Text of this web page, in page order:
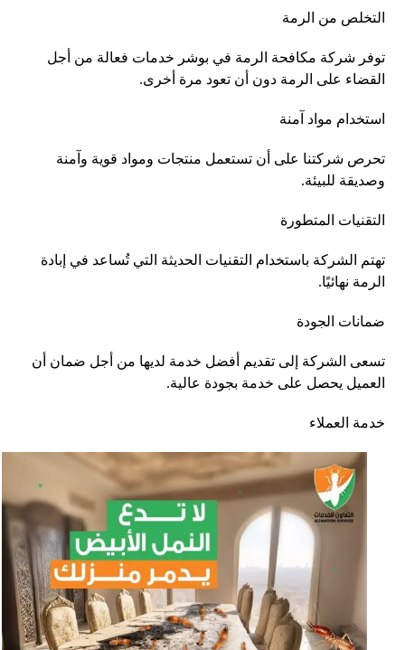
التخلص من الرمة
توفر شركة مكافحة الرمة في بوشر خدمات فعالة من أجل
القضاء على الرمة دون أن تعود مرة أخرى.
استخدام مواد آمنة
تحرص شركتنا على أن تستعمل منتجات ومواد قوية وآمنة
وصديقة للبيئة.
التقنيات المتطورة
تهتم الشركة باستخدام التقنيات الحديثة التي تُساعد في إبادة
الرمة نهائيًا.
ضمانات الجودة
تسعى الشركة إلى تقديم أفضل خدمة لديها من أجل ضمان أن
العميل يحصل على خدمة بجودة عالية.
خدمة العملاء